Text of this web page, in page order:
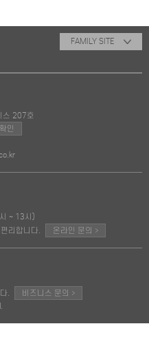
FAMILY SITE
스 207호
인
~ 13시)
리합니다.
온라인 문의 >
.
비즈니스 문의 >